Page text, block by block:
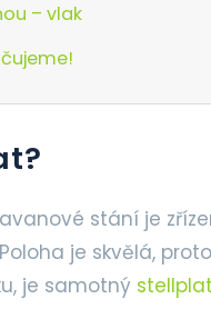
– vlak
stání je
je skvělá,
je samotný